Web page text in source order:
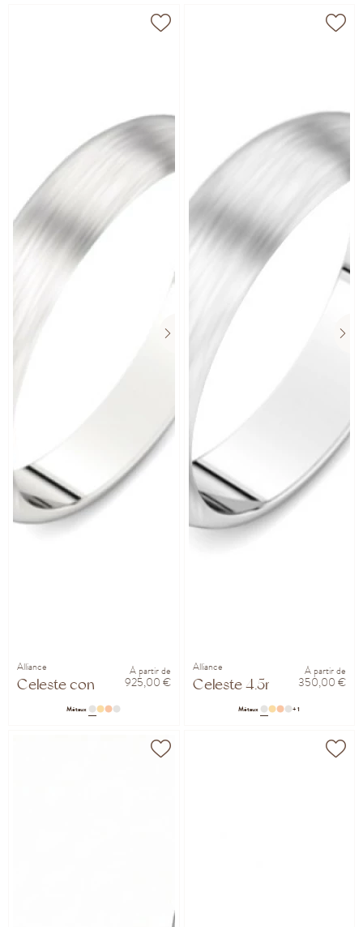
Alliance
Celeste confort 3.5mm
À partir de
925,00 €
Métaux
Alliance
Celeste 4.5mm
À partir de
350,00 €
Métaux + 1